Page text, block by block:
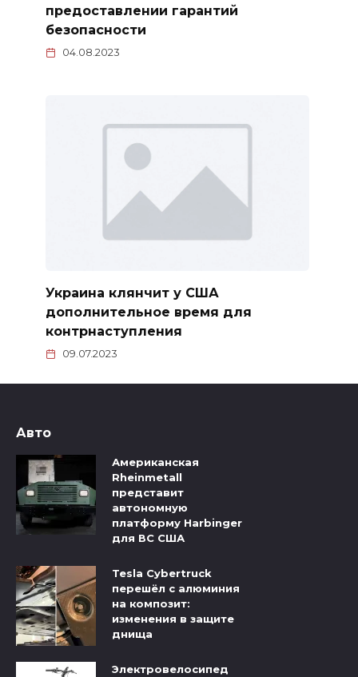
предоставлении гарантий
безопасности
04.08.2023
Украина клянчит у США
дополнительное время для
контрнаступления
09.07.2023
Авто
Американская
Rheinmetall
представит
автономную
платформу Harbinger
для ВС США
Tesla Cybertruck
перешёл с алюминия
на композит:
изменения в защите
днища
Электровелосипед